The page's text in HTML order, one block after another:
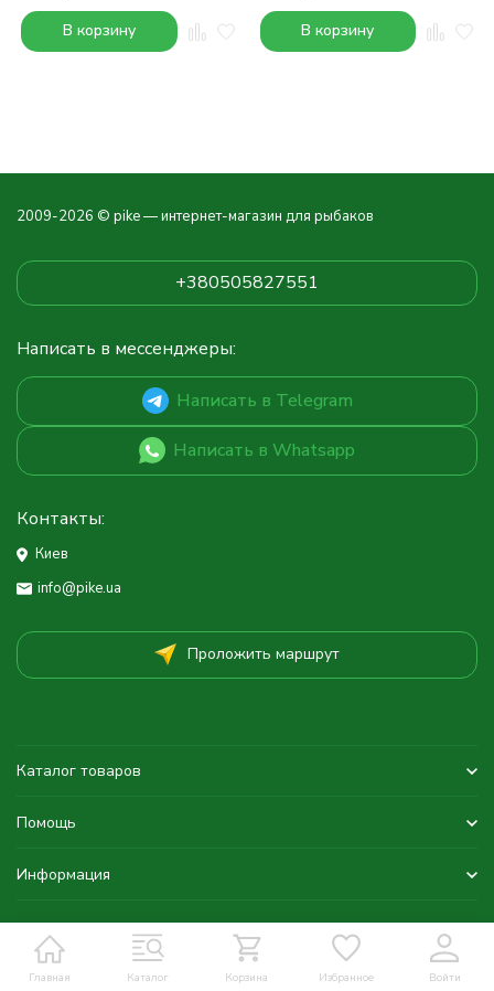
В корзину В корзину
Главная Каталог Корзина Избранное Войти
2009-2026 © pike — интернет-магазин для рыбаков
+380505827551
Написать в мессенджеры:
Написать в Telegram
Написать в Whatsapp
Контакты:
Киев
info@pike.ua
Проложить маршрут
Каталог товаров
Помощь
Информация